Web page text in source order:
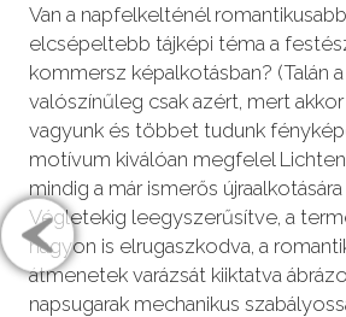
Van a napfelkelténél
elcsépeltebb tájképi téma a
kommersz képalkotásban? (Talán
valószínűleg csak azért, mert
vagyunk és többet tudunk
motívum kiválóan megfelel
mindig a már ismerős
Végletekig leegyszerűsítve, a
nagyon is elrugaszkodva, a
átmenetek varázsát kiiktatva
napsugarak mechanikus